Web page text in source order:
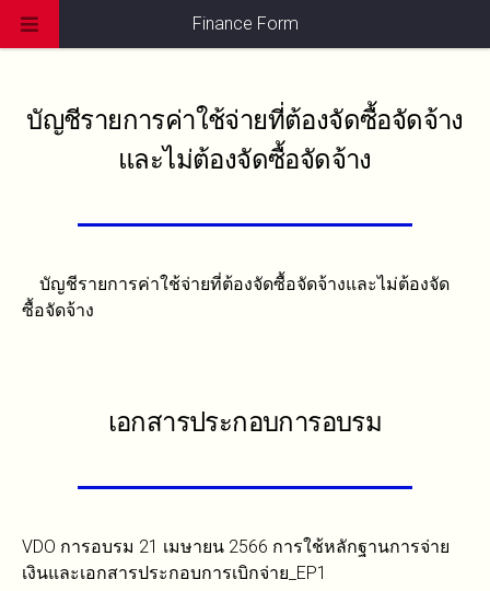
บัญชีรายการค่าใช้จ่ายที่ต้องจัดซื้อจัดจ้าง
และไม่ต้องจัดซื้อจัดจ้าง
บัญชีรายการค่าใช้จ่ายที่ต้องจัดซื้อจัดจ้างและไม่ต้องจัด
ซื้อจัดจ้าง
เอกสารประกอบการอบรม
VDO การอบรม 21 เมษายน 2566 การใช้หลักฐานการจ่าย
เงินและเอกสารประกอบการเบิกจ่าย_EP1
Finance Form